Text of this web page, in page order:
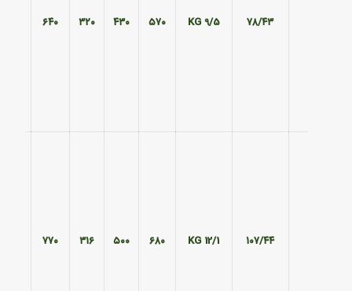
۷۸/۴۳ 9/5 KG ۵۷۰ ۴۳۰ ۳۲۰ ۶۴۰
۱۰۷/۴۴ 12/1 KG ۶۸۰ ۵۰۰ ۳۱۶ ۷۷۰